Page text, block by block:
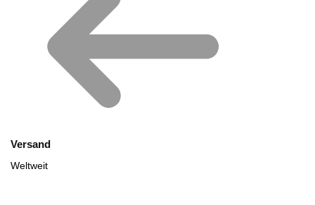
Versand
Weltweit